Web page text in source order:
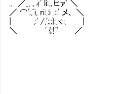
.. ／_, ｡ｨ' li:.
／ ⌒';,ﾞi, ri:.:i .::' メ、 ＼
| ,:' /,';;;}:.ヾ:.
＼ ' {;!ﾞ' ／